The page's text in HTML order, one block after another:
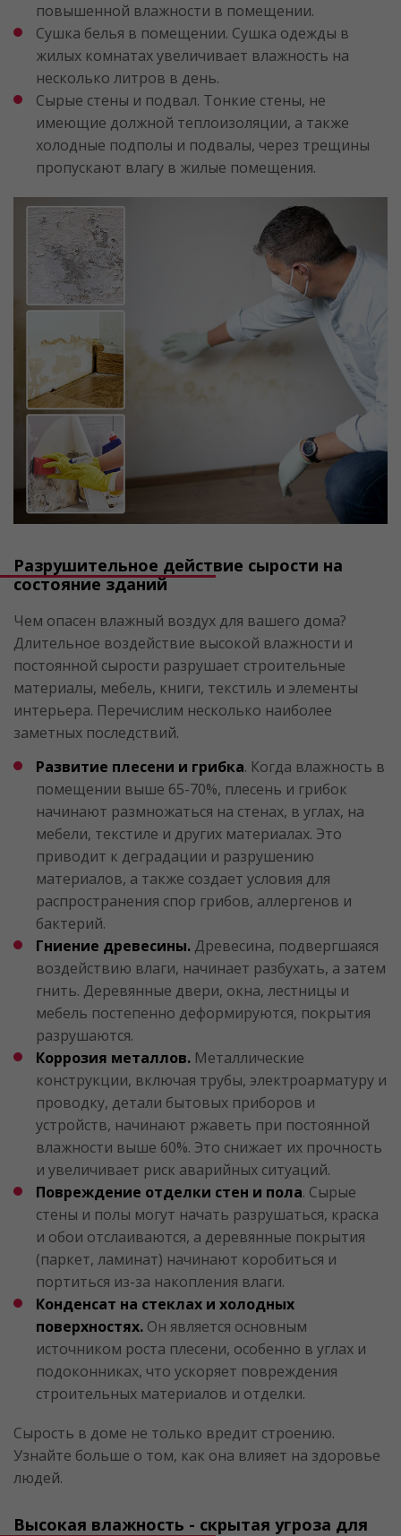
повышенной влажности в помещении.
Сушка белья в помещении. Сушка одежды в
жилых комнатах увеличивает влажность на
несколько литров в день.
Сырые стены и подвал. Тонкие стены, не
имеющие должной теплоизоляции, а также
холодные подполы и подвалы, через трещины
пропускают влагу в жилые помещения.
Разрушительное действие сырости на
состояние зданий
Чем опасен влажный воздух для вашего дома?
Длительное воздействие высокой влажности и
постоянной сырости разрушает строительные
материалы, мебель, книги, текстиль и элементы
интерьера. Перечислим несколько наиболее
заметных последствий.
Развитие плесени и грибка. Когда влажность в
помещении выше 65-70%, плесень и грибок
начинают размножаться на стенах, в углах, на
мебели, текстиле и других материалах. Это
приводит к деградации и разрушению
материалов, а также создает условия для
распространения спор грибов, аллергенов и
бактерий.
Гниение древесины. Древесина, подвергшаяся
воздействию влаги, начинает разбухать, а затем
гнить. Деревянные двери, окна, лестницы и
мебель постепенно деформируются, покрытия
разрушаются.
Коррозия металлов. Металлические
конструкции, включая трубы, электроарматуру и
проводку, детали бытовых приборов и
устройств, начинают ржаветь при постоянной
влажности выше 60%. Это снижает их прочность
и увеличивает риск аварийных ситуаций.
Повреждение отделки стен и пола. Сырые
стены и полы могут начать разрушаться, краска
и обои отслаиваются, а деревянные покрытия
(паркет, ламинат) начинают коробиться и
портиться из-за накопления влаги.
Конденсат на стеклах и холодных
поверхностях. Он является основным
источником роста плесени, особенно в углах и
подоконниках, что ускоряет повреждения
строительных материалов и отделки.
Сырость в доме не только вредит строению.
Узнайте больше о том, как она влияет на здоровье
людей.
Высокая влажность - скрытая угроза для